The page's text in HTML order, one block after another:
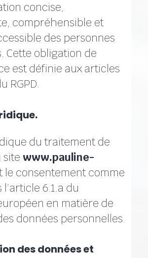
concise,
compréhensible et
des personnes
Cette obligation de
est définie aux articles
RGPD.
du traitement de
site www.pauline-
le consentement comme
6.1.a du
en matière de
données personnelles.
des données et